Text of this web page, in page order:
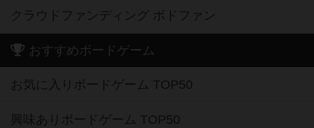
クラウドファンディング ボドファン
おすすめボードゲーム
お気に入りボードゲーム TOP50
興味ありボードゲーム TOP50